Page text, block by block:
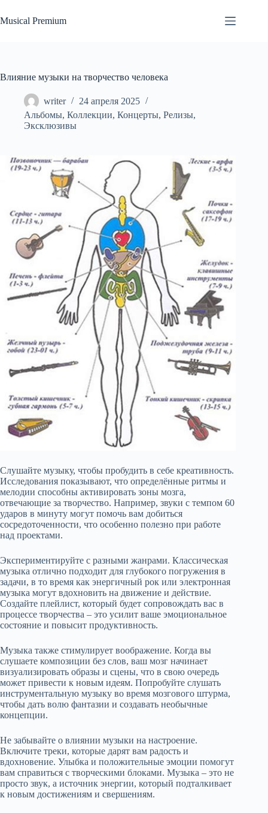
к
сути
Musical Premium
Влияние музыки на творчество человека
writer
24 апреля 2025
Альбомы, Коллекции, Концерты, Релизы,
Эксклюзивы
Слушайте музыку, чтобы пробудить в себе креативность.
Исследования показывают, что определённые ритмы и
мелодии способны активировать зоны мозга,
отвечающие за творчество. Например, звуки с темпом 60
ударов в минуту могут помочь вам добиться
сосредоточенности, что особенно полезно при работе
над проектами.
Экспериментируйте с разными жанрами. Классическая
музыка отлично подходит для глубокого погружения в
задачи, в то время как энергичный рок или электронная
музыка могут вдохновить на движение и действие.
Создайте плейлист, который будет сопровождать вас в
процессе творчества – это усилит ваше эмоциональное
состояние и повысит продуктивность.
Музыка также стимулирует воображение. Когда вы
слушаете композиции без слов, ваш мозг начинает
визуализировать образы и сцены, что в свою очередь
может привести к новым идеям. Попробуйте слушать
инструментальную музыку во время мозгового штурма,
чтобы дать волю фантазии и создавать необычные
концепции.
Не забывайте о влиянии музыки на настроение.
Включите треки, которые дарят вам радость и
вдохновение. Улыбка и положительные эмоции помогут
вам справиться с творческими блоками. Музыка – это не
просто звук, а источник энергии, который подталкивает
к новым достижениям и свершениям.